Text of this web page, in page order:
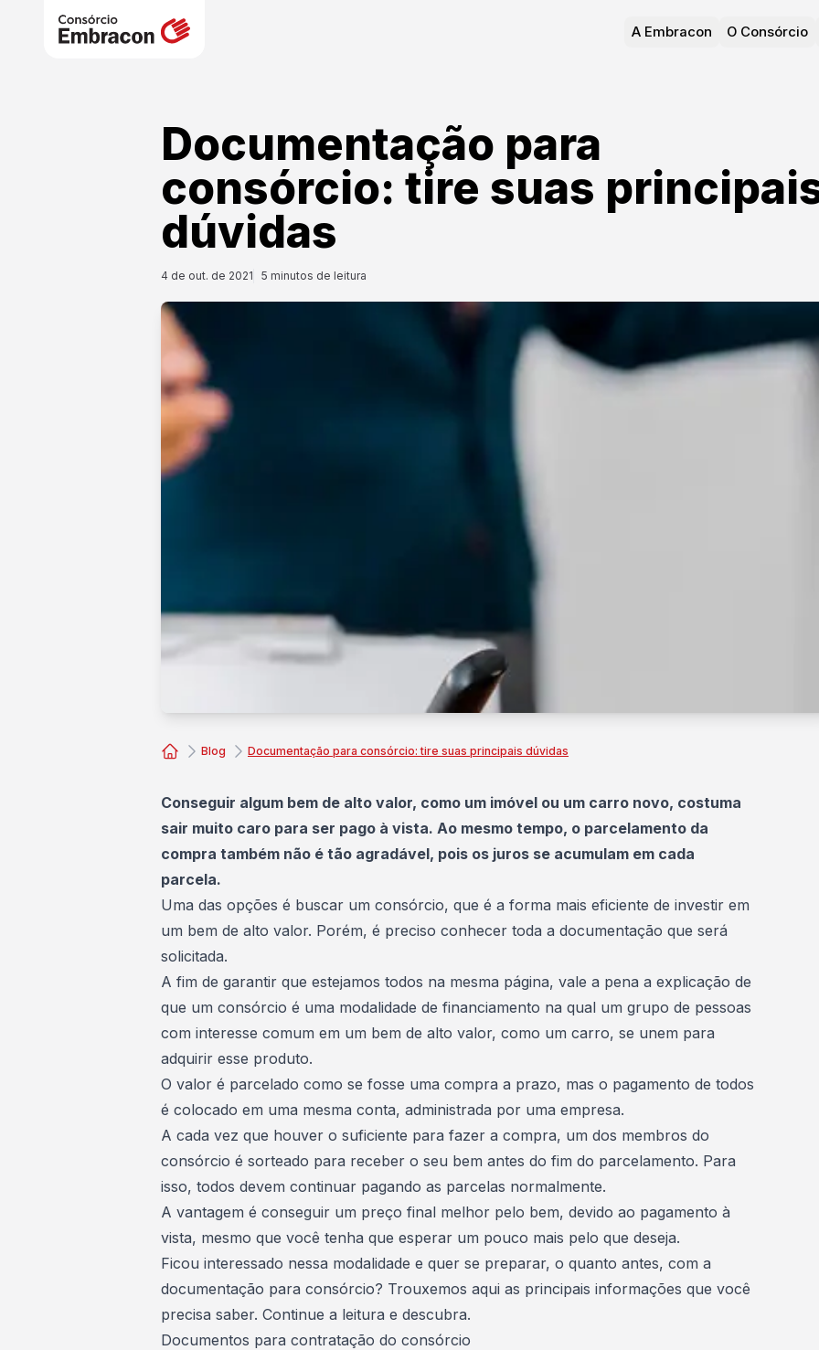
A Embracon O Consórcio
Documentação para
consórcio: tire suas
dúvidas
4 de out. de 2021 5 minutos de leitura
Blog Documentação para consórcio: tire suas principais dúvidas
Conseguir algum bem de alto valor, como um imóvel ou um carro novo, costuma
sair muito caro para ser pago à vista. Ao mesmo tempo, o parcelamento da
compra também não é tão agradável, pois os juros se acumulam em cada
parcela.
Uma das opções é buscar um consórcio, que é a forma mais eficiente de investir em
um bem de alto valor. Porém, é preciso conhecer toda a documentação que será
solicitada.
A fim de garantir que estejamos todos na mesma página, vale a pena a explicação de
que um consórcio é uma modalidade de financiamento na qual um grupo de pessoas
com interesse comum em um bem de alto valor, como um carro, se unem para
adquirir esse produto.
O valor é parcelado como se fosse uma compra a prazo, mas o pagamento de todos
é colocado em uma mesma conta, administrada por uma empresa.
A cada vez que houver o suficiente para fazer a compra, um dos membros do
consórcio é sorteado para receber o seu bem antes do fim do parcelamento. Para
isso, todos devem continuar pagando as parcelas normalmente.
A vantagem é conseguir um preço final melhor pelo bem, devido ao pagamento à
vista, mesmo que você tenha que esperar um pouco mais pelo que deseja.
Ficou interessado nessa modalidade e quer se preparar, o quanto antes, com a
documentação para consórcio? Trouxemos aqui as principais informações que você
precisa saber. Continue a leitura e descubra.
Documentos para contratação do consórcio